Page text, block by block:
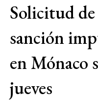
Solicitud
sanción
en Mónaco
jueves